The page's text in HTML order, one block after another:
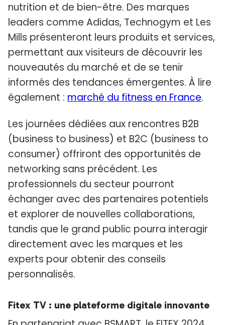
nutrition et de bien-être. Des marques
leaders comme Adidas, Technogym et Les
Mills présenteront leurs produits et services,
permettant aux visiteurs de découvrir les
nouveautés du marché et de se tenir
informés des tendances émergentes. À lire
également : marché du fitness en France.
Les journées dédiées aux rencontres B2B
(business to business) et B2C (business to
consumer) offriront des opportunités de
networking sans précédent. Les
professionnels du secteur pourront
échanger avec des partenaires potentiels
et explorer de nouvelles collaborations,
tandis que le grand public pourra interagir
directement avec les marques et les
experts pour obtenir des conseils
personnalisés.
Fitex TV : une plateforme digitale innovante